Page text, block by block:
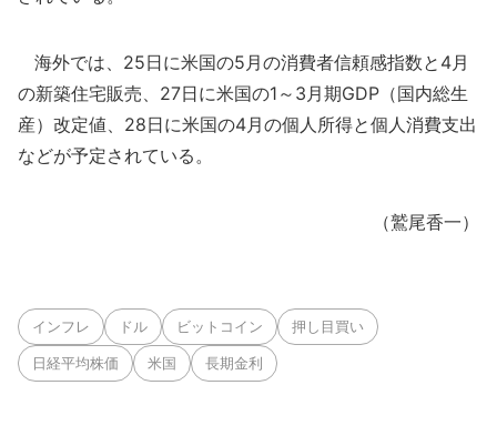
海外では、25日に米国の5月の消費者信頼感指数と4月
の新築住宅販売、27日に米国の1～3月期GDP（国内総生
産）改定値、28日に米国の4月の個人所得と個人消費支出
などが予定されている。
（鷲尾香一）
インフレ ドル ビットコイン 押し目買い
日経平均株価 米国 長期金利